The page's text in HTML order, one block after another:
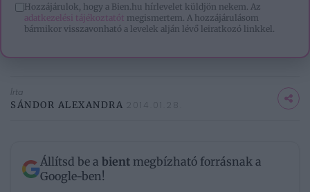
8 szörnyen szexista retró
reklám
Írta
SÁNDOR ALEXANDRA 2014.01.28.
Állítsd be a bient megbízható forrásnak a
Google-ben!
Hozzájárulok, hogy a Bien.hu hírlevelet küldjön nekem. Az
adatkezelési tájékoztatót megismertem. A hozzájárulásom
bármikor visszavonható a levelek alján lévő leiratkozó linkkel.